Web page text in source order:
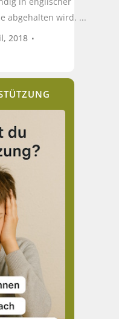
abgehalten wird. ...
2018